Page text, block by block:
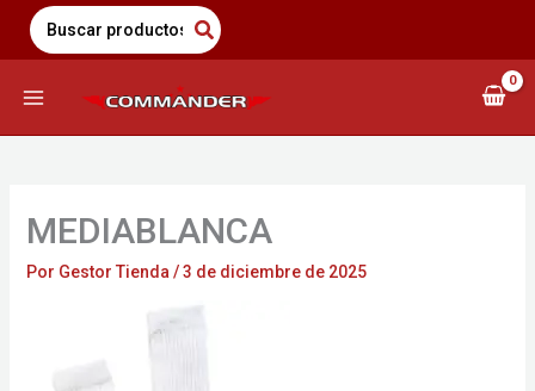
Saltar
contenido
Search
for:
MEDIABLANCA
Por Gestor Tienda /3 de diciembre de 2025